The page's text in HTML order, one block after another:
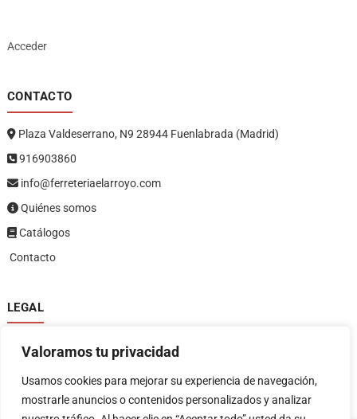
Valoramos tu privacidad
Usamos cookies para mejorar su experiencia de navegación,
mostrarle anuncios o contenidos personalizados y analizar
Acceder
CONTACTO
Plaza Valdeserrano, N9 28944 Fuenlabrada (Madrid)
916903860
info@ferreteriaelarroyo.com
Quiénes somos
Catálogos
Contacto
LEGAL
Política de privacidad
Política de devoluciones y reembolsos
Términos y condiciones